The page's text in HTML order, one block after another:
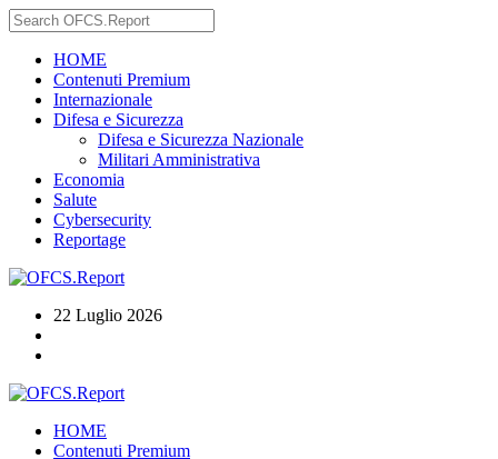
HOME
Contenuti Premium
Internazionale
Difesa e Sicurezza
Difesa e Sicurezza Nazionale
Militari Amministrativa
Economia
Salute
Cybersecurity
Reportage
22 Luglio 2026
HOME
Contenuti Premium